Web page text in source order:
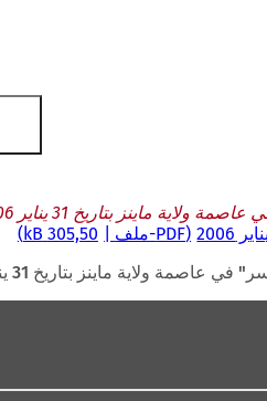
ماينز بتاريخ 31 يناير 2006
PDF-ملف 305,50 kB
ولاية ماينز بتاريخ 31 يناير 2006